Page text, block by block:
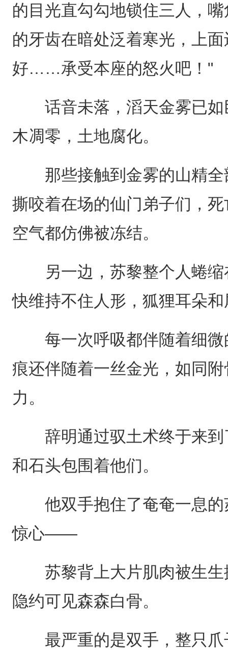
的目光直勾勾地锁住三人，
的牙齿在暗处泛着寒光，上
好……承受本座的怒火吧！"
话音未落，滔天金雾已如
木凋零，土地腐化。
那些接触到金雾的山精全
撕咬着在场的仙门弟子们，
空气都仿佛被冻结。
另一边，苏黎整个人蜷缩
快维持不住人形，狐狸耳朵
每一次呼吸都伴随着细微
痕还伴随着一丝金光，如同
力。
辞明通过驭土术终于来到
和石头包围着他们。
他双手抱住了奄奄一息的
惊心——
苏黎背上大片肌肉被生生
隐约可见森森白骨。
最严重的是双手，整只爪